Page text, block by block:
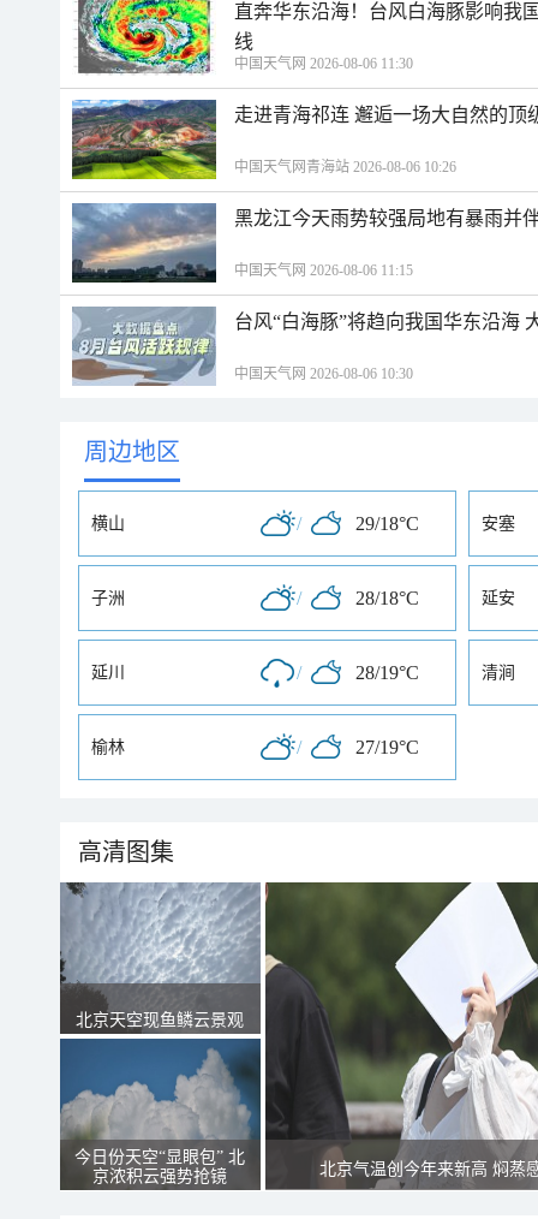
直奔华东沿海！台风白海豚影响我
线
中国天气网 2026-08-06 11:30
走进青海祁连 邂逅一场大自然的顶
中国天气网青海站 2026-08-06 10:26
黑龙江今天雨势较强局地有暴雨并
中国天气网 2026-08-06 11:15
台风“白海豚”将趋向我国华东沿海
中国天气网 2026-08-06 10:30
周边地区
横山 / 29/18°C 安塞
子洲 / 28/18°C 延安
延川 / 28/19°C 清涧
榆林 / 27/19°C
高清图集
北京天空现鱼鳞云景观
今日份天空“显眼包” 北
京浓积云强势抢镜
北京气温创今年来新高 焖蒸